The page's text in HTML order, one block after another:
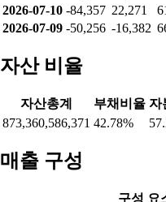
2026-07-10 -84,357 22,271
2026-07-09 -50,256 -16,382
자산 비율
자산총계 부채비율 자
873,360,586,371 42.78%
매출 구성
구성 요